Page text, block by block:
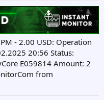
- 2.00 USD: Operation
20:56 Status:
E059814 Amount: 2
from